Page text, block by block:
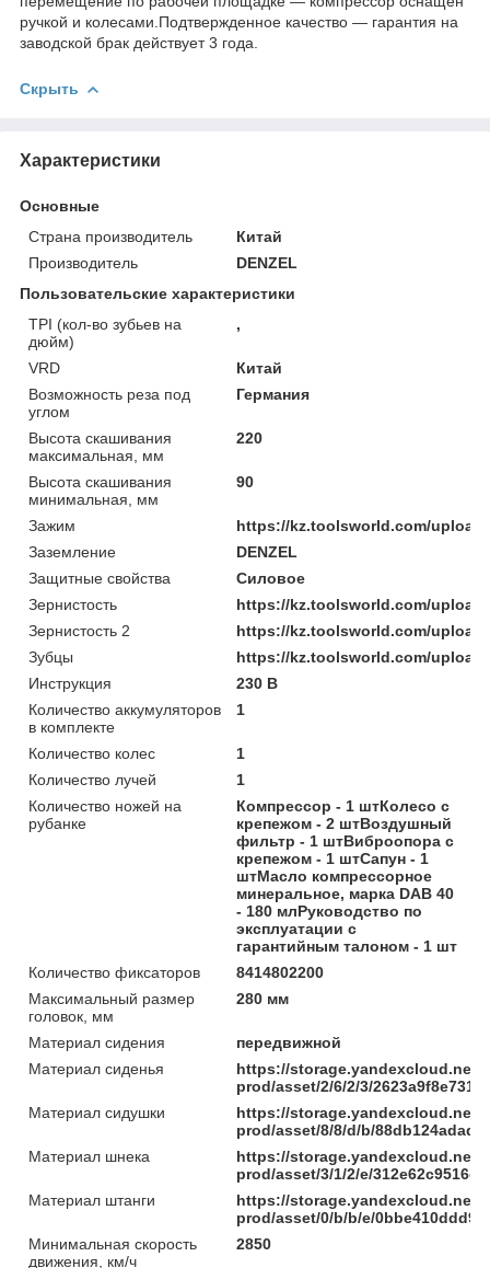
ручкой и колесами.Подтвержденное качество — гарантия на
заводской брак действует 3 года.
Скрыть
Характеристики
Основные
Страна производитель
Китай
Производитель
DENZEL
Пользовательские характеристики
TPI (кол-во зубьев на
дюйм)
,
VRD
Китай
Возможность реза под
углом
Германия
Высота скашивания
максимальная, мм
220
Высота скашивания
минимальная, мм
90
Зажим
https://kz.toolsworld.com/upload/
Заземление
DENZEL
Защитные свойства
Силовое
Зернистость
https://kz.toolsworld.com/upload/
Зернистость 2
https://kz.toolsworld.com/upload/
Зубцы
https://kz.toolsworld.com/upload/
Инструкция
230 В
Количество аккумуляторов
в комплекте
1
Количество колес
1
Количество лучей
1
Количество ножей на
рубанке
Компрессор - 1 штКолесо с
крепежом - 2 штВоздушный
фильтр - 1 штВиброопора с
крепежом - 1 штСапун - 1
штМасло компрессорное
минеральное, марка DAB 40
- 180 млРуководство по
эксплуатации с
гарантийным талоном - 1 шт
Количество фиксаторов
8414802200
Максимальный размер
головок, мм
280 мм
Материал сидения
передвижной
Материал сиденья
https://storage.yandexcloud.net/
prod/asset/2/6/2/3/
Материал сидушки
https://storage.yandexcloud.net/
prod/asset/8/8/d/b/
Материал шнека
https://storage.yandexcloud.net/
prod/asset/3/1/2/e/
Материал штанги
https://storage.yandexcloud.net/
prod/asset/0/b/b/e/
Минимальная скорость
движения, км/ч
2850